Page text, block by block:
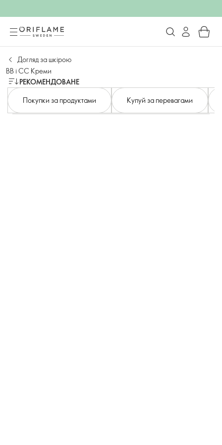
Догляд за шкірою
BB і CC Креми
РЕКОМЕНДОВАНЕ
Покупки за продуктами
Купуй за перевагами